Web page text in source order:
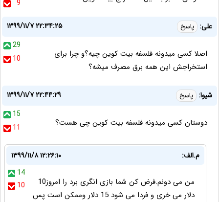
9
علی: پاسخ
۱۳۹۹/۱۱/۷ ۲۲:۳۴:۲۵
29
10
اصلا کسی میدونه فلسفه بیت کوین چیه؟و چرا برای
استخراجش این همه برق مصرف میشه؟
شیوا: پاسخ
۱۳۹۹/۱۱/۷ ۲۲:۴۴:۲۹
15
11
دوستان کسی میدونه فلسفه بیت کوین چی هست؟
م.الف:
۱۳۹۹/۱۱/۸ ۱۲:۲۶:۱۰
14
10
من می دونم.فرض کن شما بازی انگری برد را امروز10
دلار می خری و فردا می شود 15 دلار وممکن است پس